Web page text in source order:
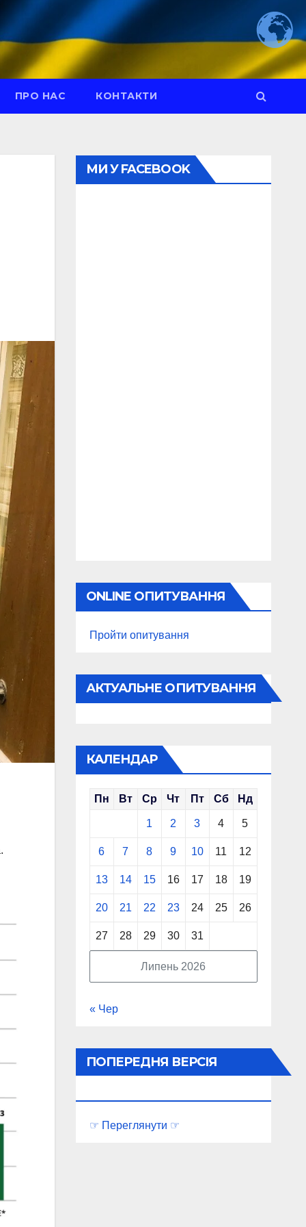
ПРО НАС КОНТАКТИ
МИ У FACEBOOK
ONLINE ОПИТУВАННЯ
Пройти опитування
АКТУАЛЬНЕ ОПИТУВАННЯ
КАЛЕНДАР
Липень 2026
Пн Вт Ср Чт Пт Сб Нд
1 2 3 4 5
6 7 8 9 10 11 12
13 14 15 16 17 18 19
20 21 22 23 24 25 26
27 28 29 30 31
« Чер
ПОПЕРЕДНЯ ВЕРСІЯ
☞ Переглянути ☞